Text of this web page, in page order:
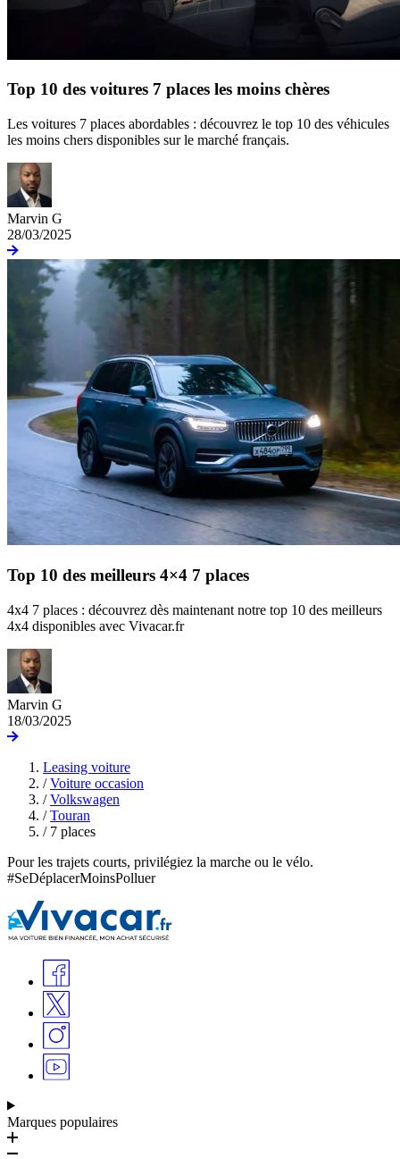
Top 10 des voitures 7 places les moins chères
Les voitures 7 places abordables : découvrez le top 10 des véhicules
les moins chers disponibles sur le marché français.
Marvin G
28/03/2025
Top 10 des meilleurs 4×4 7 places
4x4 7 places : découvrez dès maintenant notre top 10 des meilleurs
4x4 disponibles avec Vivacar.fr
Marvin G
18/03/2025
Leasing voiture
/ Voiture occasion
/ Volkswagen
/ Touran
/ 7 places
Pour les trajets courts, privilégiez la marche ou le vélo.
#SeDéplacerMoinsPolluer
Marques populaires